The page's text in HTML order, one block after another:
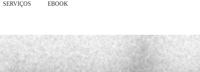
SERVIÇOS EBOOK